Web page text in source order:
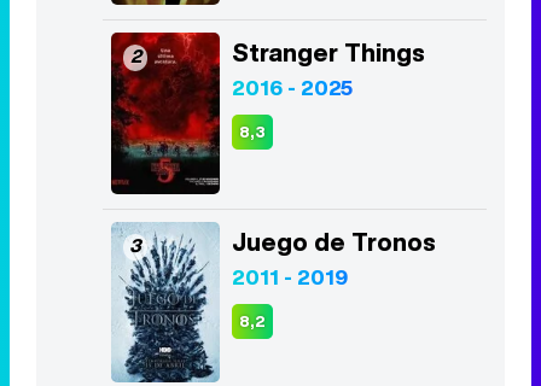
2 Stranger Things
2016 - 2025
8,3
3 Juego de Tronos
2011 - 2019
8,2